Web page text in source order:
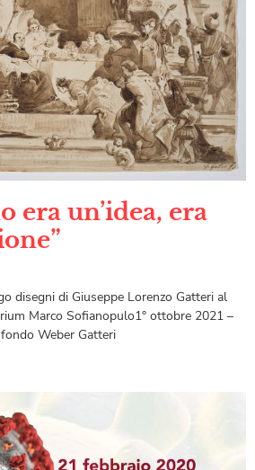
era un’idea, era
disegni di Giuseppe Lorenzo Gatteri al
Marco Sofianopulo1° ottobre 2021 –
Weber Gatteri